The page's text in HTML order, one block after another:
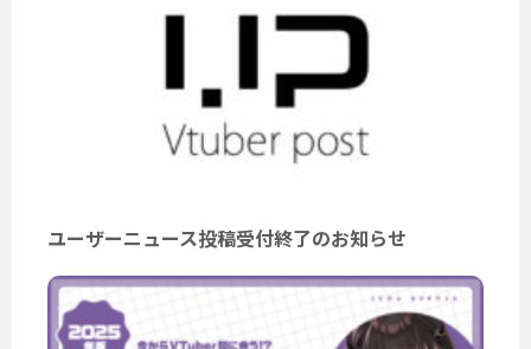
ユーザーニュース投稿受付終了のお知らせ